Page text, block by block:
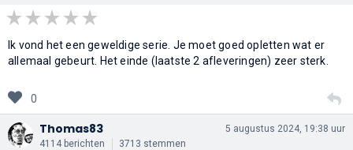
Ik vond het een geweldige serie. Je moet goed opletten wat er
allemaal gebeurt. Het einde (laatste 2 afleveringen) zeer sterk.
0
Thomas83
4114 berichten 3713 stemmen
5 augustus 2024, 19:38 uur